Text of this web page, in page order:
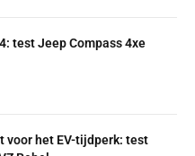
test Jeep Compass 4xe
voor het EV-tijdperk: test